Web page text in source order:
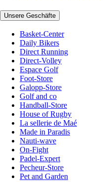
Unsere Geschäfte
Basket-Center
Daily Bikers
Direct Running
Direct-Volley
Espace Golf
Foot-Store
Galopp-Store
Golf and co
Handball-Store
House of Rugby
La sellerie de Maé
Made in Paradis
Nauti-wave
On-Fight
Padel-Expert
Pecheur-Store
Pet and Garden